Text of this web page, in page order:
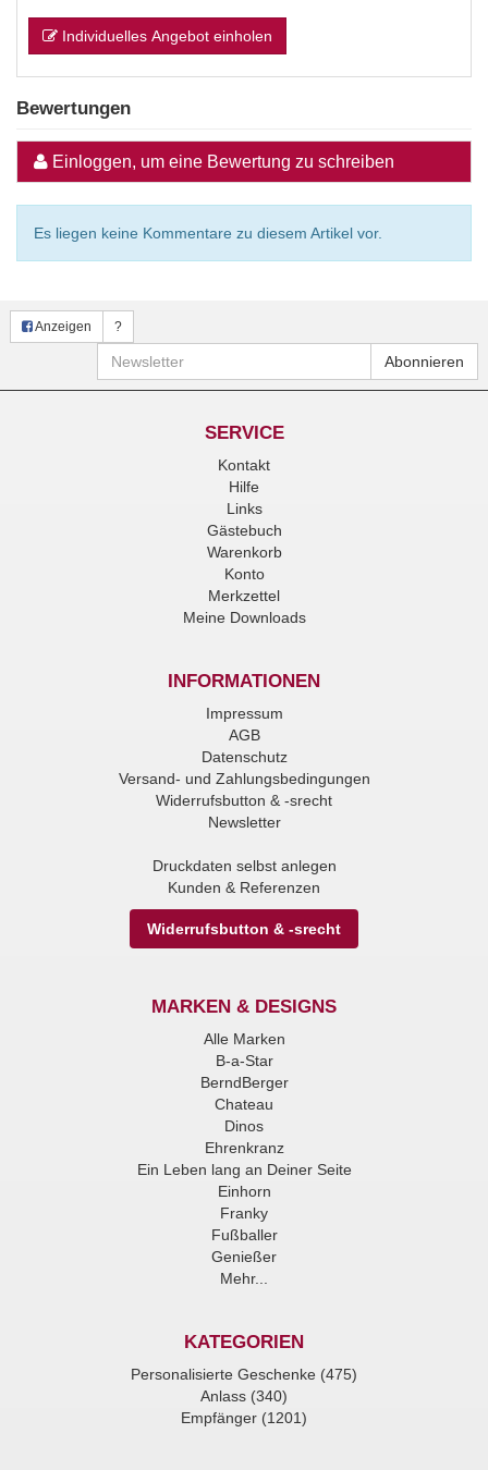
Individuelles Angebot einholen
Bewertungen
Einloggen, um eine Bewertung zu schreiben
Es liegen keine Kommentare zu diesem Artikel vor.
Anzeigen ?
Newsletter Abonnieren
SERVICE
Kontakt
Hilfe
Links
Gästebuch
Warenkorb
Konto
Merkzettel
Meine Downloads
INFORMATIONEN
Impressum
AGB
Datenschutz
Versand- und Zahlungsbedingungen
Widerrufsbutton & -srecht
Newsletter
Druckdaten selbst anlegen
Kunden & Referenzen
Widerrufsbutton & -srecht
MARKEN & DESIGNS
Alle Marken
B-a-Star
BerndBerger
Chateau
Dinos
Ehrenkranz
Ein Leben lang an Deiner Seite
Einhorn
Franky
Fußballer
Genießer
Mehr...
KATEGORIEN
Personalisierte Geschenke (475)
Anlass (340)
Empfänger (1201)